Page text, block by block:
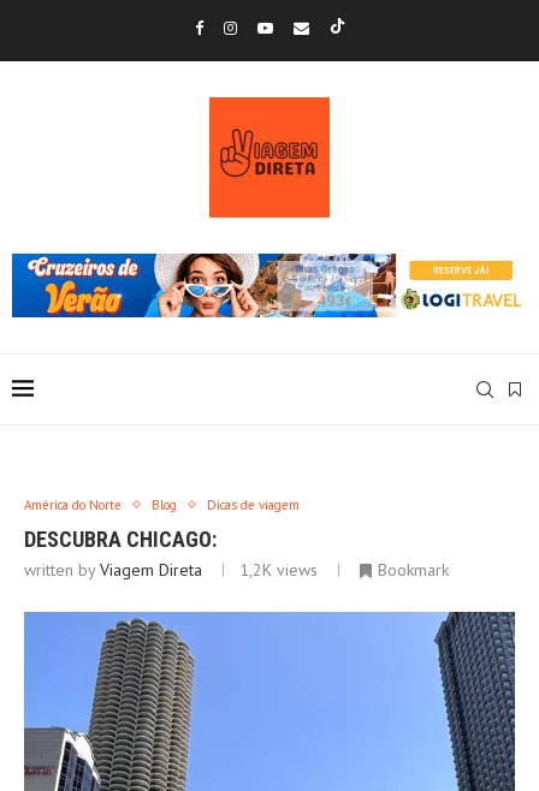
América do Norte Blog Dicas de viagem
DESCUBRA CHICAGO:
written byViagem Direta 1,2K views Bookmark